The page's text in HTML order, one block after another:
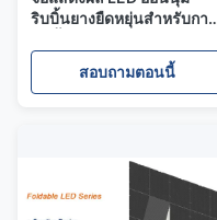
ริบบิ้นยางยืดหยุ่นสำหรับการ
สอบถามตอนนี้